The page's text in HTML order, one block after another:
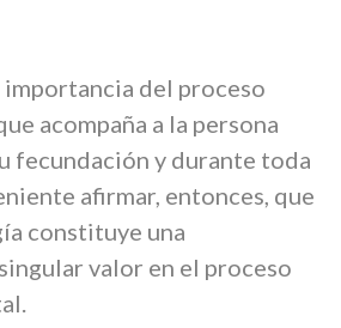
del proceso
acompaña a la persona
fecundación y durante toda
afirmar, entonces, que
constituye una
valor en el proceso